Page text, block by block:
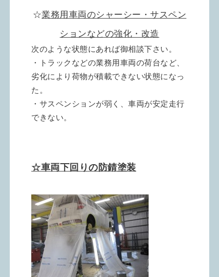
☆業務用車両のシャーシー・サスペン
ションなどの強化・改造
次のような状態にあれば御相談下さい。
・トラックなどの業務用車両の荷台など、
劣化により荷物が積載できない状態になっ
た。
・サスペンションが弱く、車両が安定走行
できない。
☆車両下回りの防錆塗装